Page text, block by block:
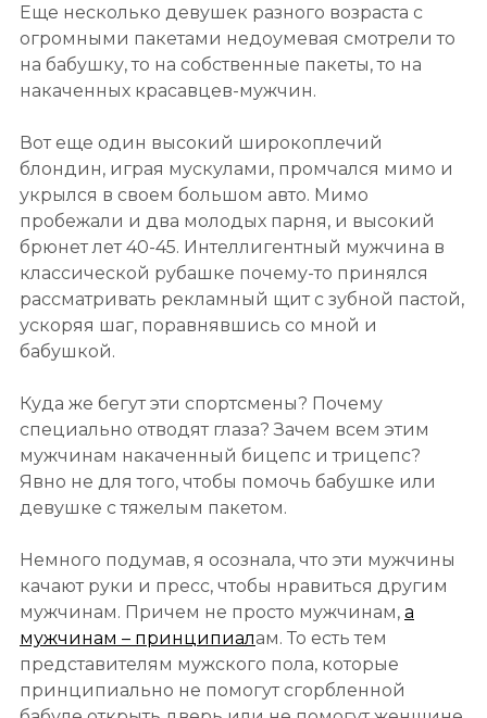
Еще несколько девушек разного возраста с
огромными пакетами недоумевая смотрели то
на бабушку, то на собственные пакеты, то на
накаченных красавцев-мужчин.
Вот еще один высокий широкоплечий
блондин, играя мускулами, промчался мимо и
укрылся в своем большом авто. Мимо
пробежали и два молодых парня, и высокий
брюнет лет 40-45. Интеллигентный мужчина в
классической рубашке почему-то принялся
рассматривать рекламный щит с зубной пастой,
ускоряя шаг, поравнявшись со мной и
бабушкой.
Куда же бегут эти спортсмены? Почему
специально отводят глаза? Зачем всем этим
мужчинам накаченный бицепс и трицепс?
Явно не для того, чтобы помочь бабушке или
девушке с тяжелым пакетом.
Немного подумав, я осознала, что эти мужчины
качают руки и пресс, чтобы нравиться другим
мужчинам. Причем не просто мужчинам, а
мужчинам – принципиалам. То есть тем
представителям мужского пола, которые
принципиально не помогут сгорбленной